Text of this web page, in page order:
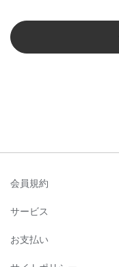
会員規約
サービス
お支払い